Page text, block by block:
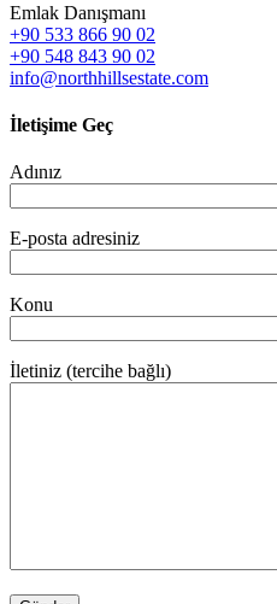
Emlak Danışmanı
+90 533 866 90 02
+90 548 843 90 02
info@northhillsestate.com
İletişime Geç
Adınız
E-posta adresiniz
Konu
İletiniz (tercihe bağlı)